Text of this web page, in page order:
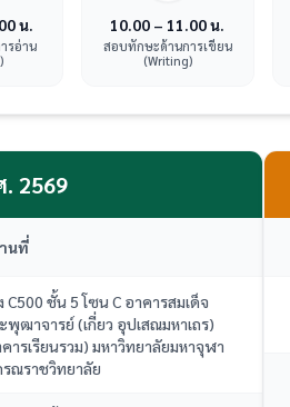
น.
รอ่าน
10.00 – 11.00 น.
สอบทักษะด้านการเขียน
(Writing)
. 2569
นที่
C500 ชั้น 5 โซน C อาคารสมเด็จ
พุฒาจารย์ (เกี่ยว อุปเสณมหาเถร)
ารเรียนรวม) มหาวิทยาลัยมหาจุฬา
รณราชวิทยาลัย